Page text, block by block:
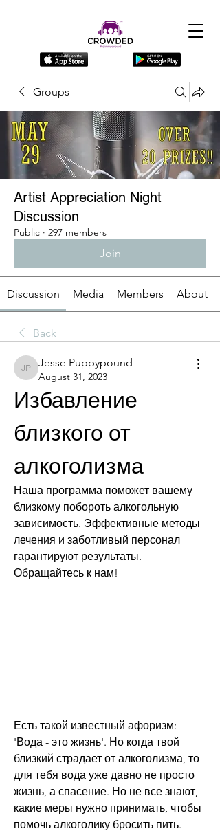
Groups
Artist Appreciation Night
Discussion
Public · 297 members
Join
Discussion Media Members About
Back
Jesse Puppypound
Jesse Puppypound
August 31, 2023
Избавление
близкого от
алкоголизма
Наша программа поможет вашему
близкому побороть алкогольную
зависимость. Эффективные методы
лечения и заботливый персонал
гарантируют результаты.
Обращайтесь к нам!
Есть такой известный афоризм:
'Вода - это жизнь'. Но когда твой
близкий страдает от алкоголизма, то
для тебя вода уже давно не просто
жизнь, а спасение. Но не все знают,
какие меры нужно принимать, чтобы
помочь алкоголику бросить пить.